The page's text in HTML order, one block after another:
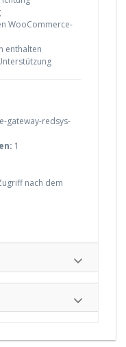
WooCommerce-
enthalten
gateway-redsys-
1
nach dem